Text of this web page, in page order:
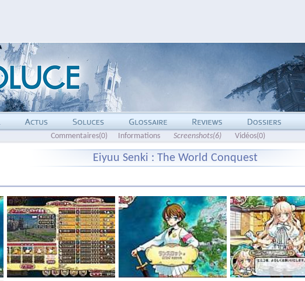
Commentaires(0) Informations Screenshots(6) Vidéos(0)
Eiyuu Senki : The World Conquest